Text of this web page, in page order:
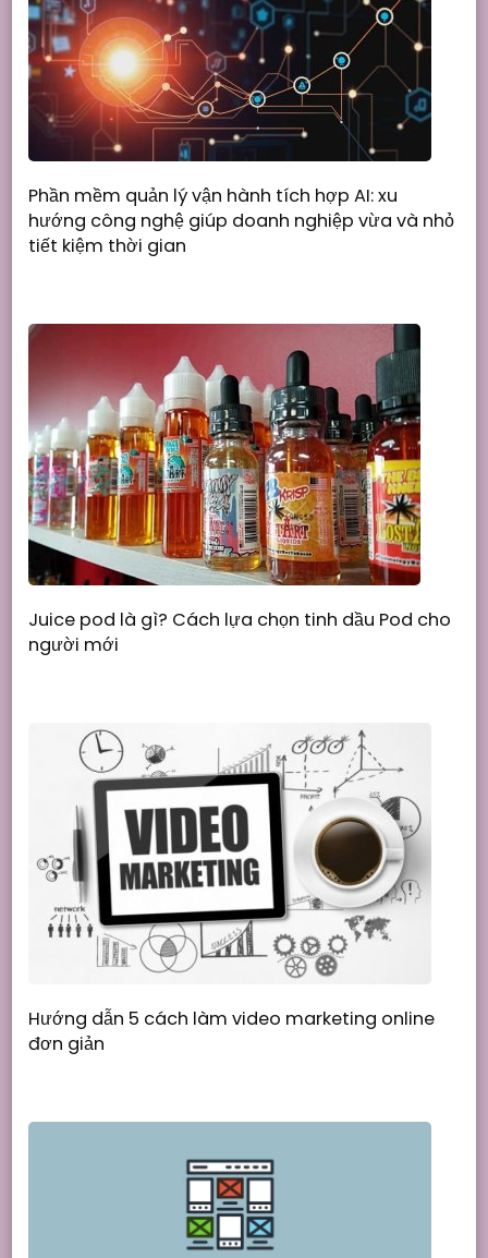
Phần mềm quản lý vận hành tích hợp AI: xu
hướng công nghệ giúp doanh nghiệp vừa và nhỏ
tiết kiệm thời gian
Juice pod là gì? Cách lựa chọn tinh dầu Pod cho
người mới
Hướng dẫn 5 cách làm video marketing online
đơn giản